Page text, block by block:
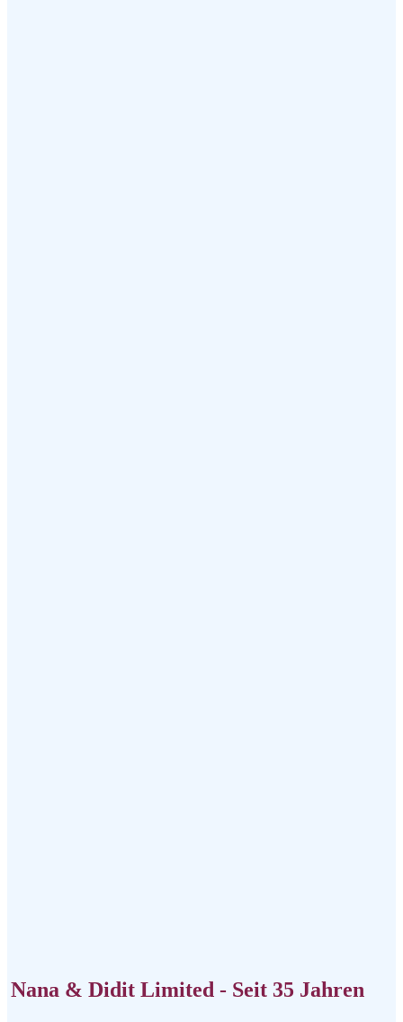
Nana & Didit Limited - Seit 35 Jahren